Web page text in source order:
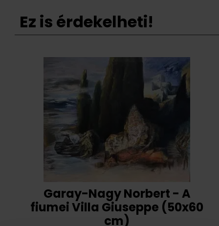
Ez is érdekelheti!
Garay-Nagy Norbert - A
fiumei Villa Giuseppe (50x60
cm)